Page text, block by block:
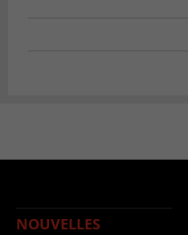
NOUVELLES